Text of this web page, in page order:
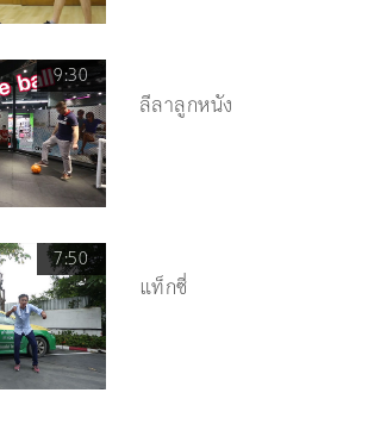
9:30
ลีลาลูกหนัง
7:50
แท็กซี่